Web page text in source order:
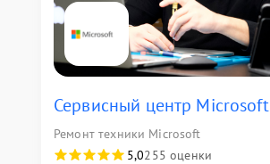
Сервисный центр Microsoft
Ремонт техники Microsoft
5,0255 оценки